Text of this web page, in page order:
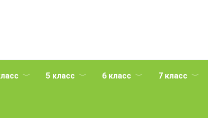
5 класс 6 класс 7 класс